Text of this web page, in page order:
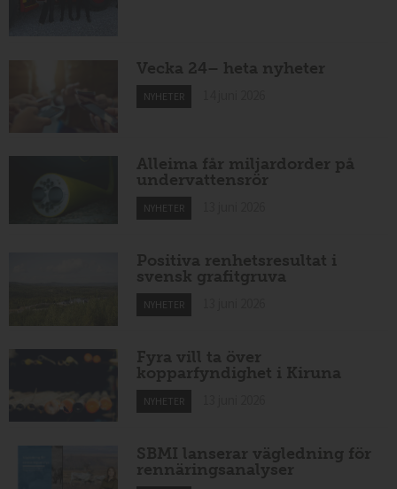
Vecka 24– heta nyheter
NYHETER
Alleima får miljardorder på
undervattensrör
NYHETER
Positiva renhetsresultat i
svensk grafitgruva
NYHETER
Fyra vill ta över
kopparfyndighet i Kiruna
NYHETER
SBMI lanserar vägledning för
rennäringsanalyser